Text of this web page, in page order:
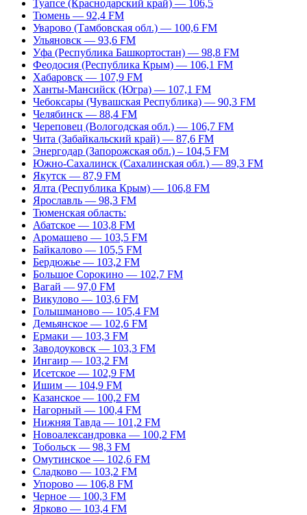
Туапсе (Краснодарский край) — 106,5
Тюмень — 92,4 FM
Уварово (Тамбовская обл.) — 100,6 FM
Ульяновск — 93,6 FM
Уфа (Республика Башкортостан) — 98,8 FM
Феодосия (Республика Крым) — 106,1 FM
Хабаровск — 107,9 FM
Ханты-Мансийск (Югра) — 107,1 FM
Чебоксары (Чувашская Республика) — 90,3 FM
Челябинск — 88,4 FM
Череповец (Вологодская обл.) — 106,7 FM
Чита (Забайкальский край) — 87,6 FM
Энергодар (Запорожская обл.) – 104,5 FM
Южно-Сахалинск (Сахалинская обл.) — 89,3 FM
Якутск — 87,9 FM
Ялта (Республика Крым) — 106,8 FM
Ярославль — 98,3 FM
Тюменская область:
Абатское — 103,8 FM
Аромашево — 103,5 FM
Байкалово — 105,5 FM
Бердюжье — 103,2 FM
Большое Сорокино — 102,7 FM
Вагай — 97,0 FM
Викулово — 103,6 FM
Голышманово — 105,4 FM
Демьянское — 102,6 FM
Ермаки — 103,3 FM
Заводоуковск — 103,3 FM
Ингаир — 103,2 FM
Исетское — 102,9 FM
Ишим — 104,9 FM
Казанское — 100,2 FM
Нагорный — 100,4 FM
Нижняя Тавда — 101,2 FM
Новоалександровка — 100,2 FM
Тобольск — 98,3 FM
Омутинское — 102,6 FM
Сладково — 103,2 FM
Упорово — 106,8 FM
Черное — 100,3 FM
Ярково — 103,4 FM